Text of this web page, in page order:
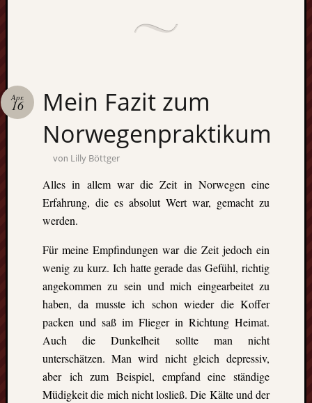
Mein Fazit zum
Norwegenpraktikum
Apr.
16
von Lilly Böttger
Alles in allem war die Zeit in Norwegen eine
Erfahrung, die es absolut Wert war, gemacht zu
werden.
Für meine Empfindungen war die Zeit jedoch ein
wenig zu kurz. Ich hatte gerade das Gefühl, richtig
angekommen zu sein und mich eingearbeitet zu
haben, da musste ich schon wieder die Koffer
packen und saß im Flieger in Richtung Heimat.
Auch die Dunkelheit sollte man nicht
unterschätzen. Man wird nicht gleich depressiv,
aber ich zum Beispiel, empfand eine ständige
Müdigkeit die mich nicht losließ. Die Kälte und der